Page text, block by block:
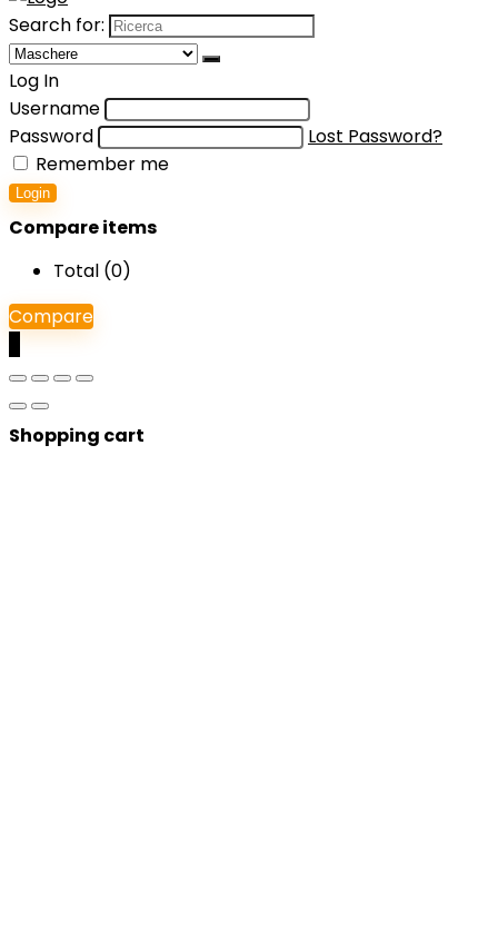
Search for:
Log In
Username
Password
Lost Password?
Remember me
Login
Compare items
Total (0)
Compare
Shopping cart